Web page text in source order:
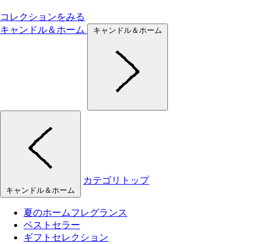
コレクションをみる
キャンドル＆ホーム
キャンドル＆ホーム
キャンドル＆ホーム
カテゴリトップ
夏のホームフレグランス
ベストセラー
ギフトセレクション